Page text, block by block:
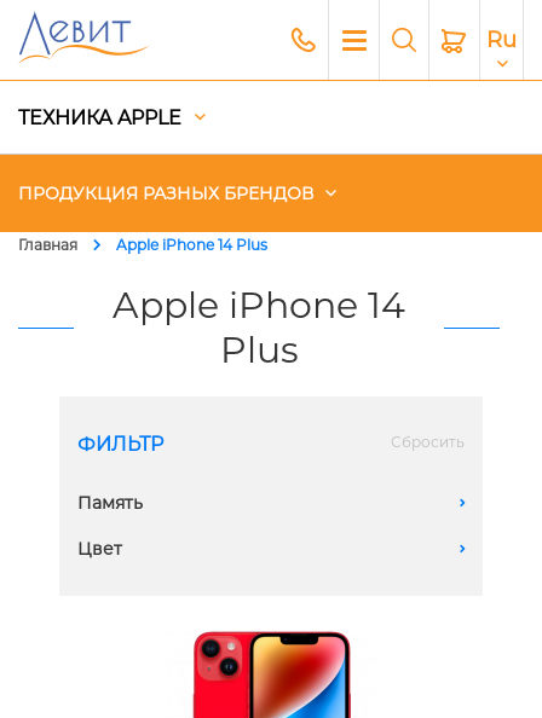
Ru
ТЕХНИКА APPLE
ПРОДУКЦИЯ РАЗНЫХ БРЕНДОВ
Главная Apple iPhone 14 Plus
Apple iPhone 14
Plus
ФИЛЬТР Сбросить
Память A
256 GB
Цвет A